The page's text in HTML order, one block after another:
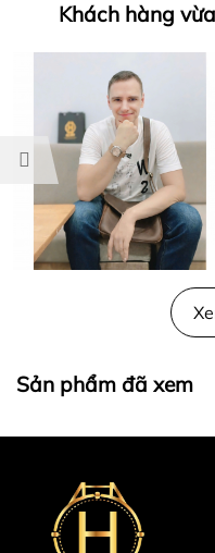
Khách hàng
Sản phẩm đã xem